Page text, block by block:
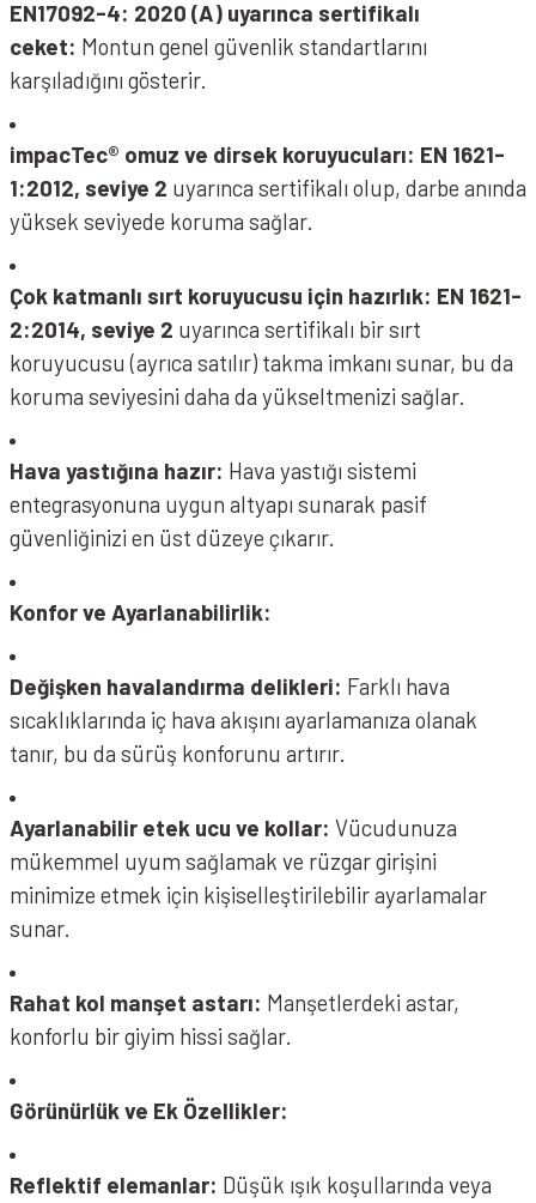
EN17092-4: 2020 (A) uyarınca sertifikalı
ceket: Montun genel güvenlik standartlarını
karşıladığını gösterir.
impacTec® omuz ve dirsek koruyucuları: EN 1621-
1:2012, seviye 2 uyarınca sertifikalı olup, darbe anında
yüksek seviyede koruma sağlar.
Çok katmanlı sırt koruyucusu için hazırlık: EN 1621-
2:2014, seviye 2 uyarınca sertifikalı bir sırt
koruyucusu (ayrıca satılır) takma imkanı sunar, bu da
koruma seviyesini daha da yükseltmenizi sağlar.
Hava yastığına hazır: Hava yastığı sistemi
entegrasyonuna uygun altyapı sunarak pasif
güvenliğinizi en üst düzeye çıkarır.
Konfor ve Ayarlanabilirlik:
Değişken havalandırma delikleri: Farklı hava
sıcaklıklarında iç hava akışını ayarlamanıza olanak
tanır, bu da sürüş konforunu artırır.
Ayarlanabilir etek ucu ve kollar: Vücudunuza
mükemmel uyum sağlamak ve rüzgar girişini
minimize etmek için kişiselleştirilebilir ayarlamalar
sunar.
Rahat kol manşet astarı: Manşetlerdeki astar,
konforlu bir giyim hissi sağlar.
Görünürlük ve Ek Özellikler:
Reflektif elemanlar: Düşük ışık koşullarında veya